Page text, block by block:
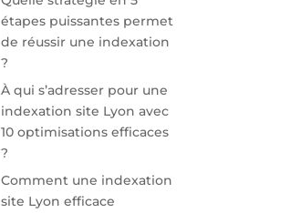
étapes puissantes permet
de réussir une indexation
?
À qui s’adresser pour une
indexation site Lyon avec
10 optimisations efficaces
?
Comment une indexation
site Lyon efficace